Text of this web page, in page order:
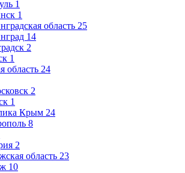
1
1
область 25
14
2
1
область 24
2
1
Крым 24
8
2
область 23
10